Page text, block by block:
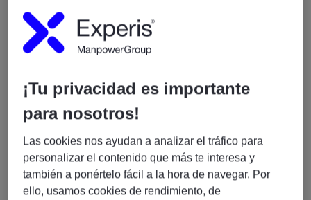
como enlace entre el equipo técnico y las áreas de
negocio.
colaborando en el diseño, despliegue y evolución de
soluciones basadas en Inteligencia Artificial
como en la coordinación funcional del proyecto.
Funciones
¡Tu privacidad es importante
para nosotros!
Las cookies nos ayudan a analizar el tráfico para
personalizar el contenido que más te interesa y
también a ponértelo fácil a la hora de navegar. Por
ello, usamos cookies de rendimiento, de